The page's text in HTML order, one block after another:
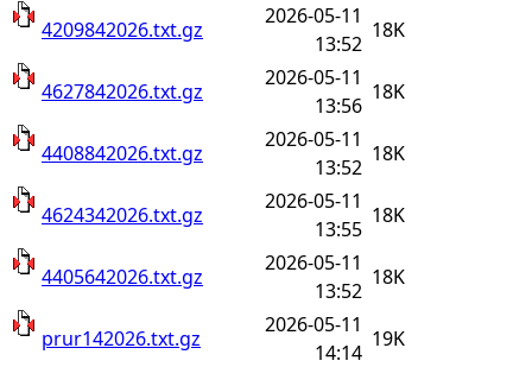
4209842026.txt.gz
2026-05-11
13:52
18K
4627842026.txt.gz
2026-05-11
13:56
18K
4408842026.txt.gz
2026-05-11
13:52
18K
4624342026.txt.gz
2026-05-11
13:55
18K
4405642026.txt.gz
2026-05-11
13:52
18K
prur142026.txt.gz
2026-05-11
14:14
19K